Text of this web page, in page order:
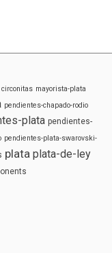
circonitas mayorista-plata
pendientes-chapado-rodio
plata pendientes-
pendientes-plata-swarovski-
plata plata-de-ley